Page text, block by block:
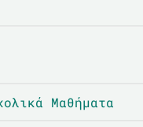
Μαθήματα